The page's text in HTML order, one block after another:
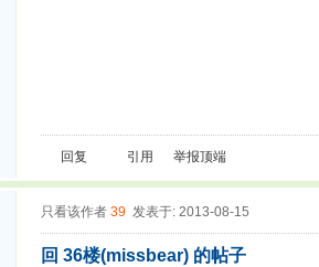
回复 引用 举报顶端
只看该作者 39 发表于: 2013-08-15
回 36楼(missbear) 的帖子